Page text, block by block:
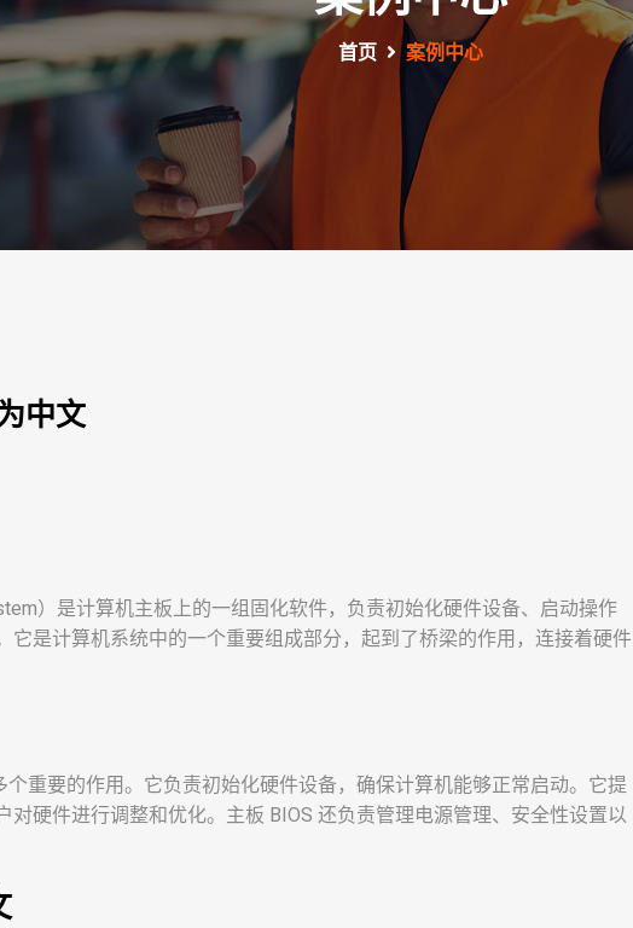
首页 案例中心
中文
）是计算机主板上的一组固化软件，负责初始化硬件设备、启动操作
它是计算机系统中的一个重要组成部分，起到了桥梁的作用，连接着硬件
重要的作用。它负责初始化硬件设备，确保计算机能够正常启动。它提
硬件进行调整和优化。主板 BIOS 还负责管理电源管理、安全性设置以